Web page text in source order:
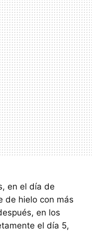
en el día de
de hielo con más
en los
el día 5,